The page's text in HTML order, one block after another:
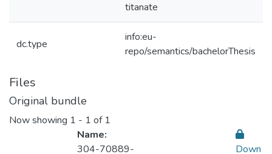
titanate
dc.type
info:eu-
repo/semantics/bachelorThesis
Files
Original bundle
Now showing 1 - 1 of 1
Name:
304-70889-
Down